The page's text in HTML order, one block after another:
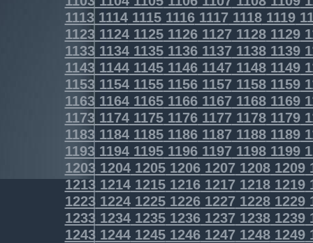
1113 111411151116111711181119
1123 112411251126112711281129
1133 113411351136113711381139
1143 114411451146114711481149
1153 115411551156115711581159
1163 116411651166116711681169
1173 117411751176117711781179
1183 118411851186118711881189
1193 119411951196119711981199
1203120412051206120712081209
1213121412151216121712181219
1223122412251226122712281229
1233123412351236123712381239
1243124412451246124712481249